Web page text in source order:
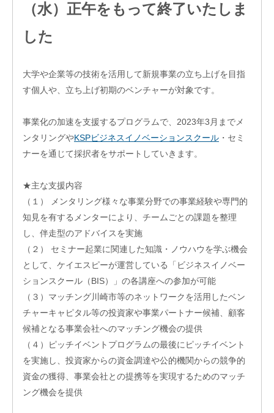
流
動
オ
フィ
ス/
ファ
ンド
ビジ
ネス
マッ
チン
グ
ビジ
ネス
イノ
ベー
（水）正午をもって終了いたしま
した
大学や企業等の技術を活用して新規事業の立ち上げを目指
す個人や、立ち上げ初期のベンチャーが対象です。
事業化の加速を支援するプログラムで、2023年3月までメ
ンタリングやKSPビジネスイノベーションスクール ・セミ
ナーを通じて採択者をサポートしていきます。
★主な支援内容
（１） メンタリング様々な事業分野での事業経験や専門的
知見を有するメンターにより、チームごとの課題を整理
し、伴走型のアドバイスを実施
（２） セミナー起業に関連した知識・ノウハウを学ぶ機会
として、ケイエスピーが運営している「ビジネスイノベー
ションスクール（BIS）」の各講座への参加が可能
（３）マッチング川崎市等のネットワークを活用したベン
チャーキャピタル等の投資家や事業パートナー候補、顧客
候補となる事業会社へのマッチング機会の提供
（４）ピッチイベントプログラムの最後にピッチイベント
を実施し、投資家からの資金調達や公的機関からの競争的
資金の獲得、事業会社との提携等を実現するためのマッチ
ング機会を提供